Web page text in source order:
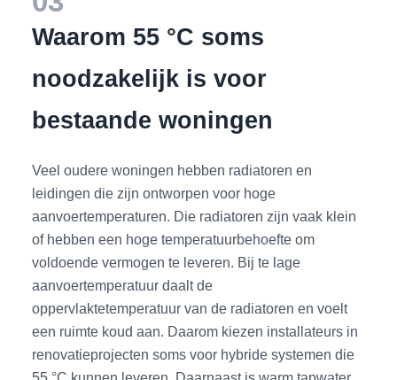
Waarom 55 °C soms
noodzakelijk is voor
bestaande woningen
Veel oudere woningen hebben radiatoren en
leidingen die zijn ontworpen voor hoge
aanvoertemperaturen. Die radiatoren zijn vaak klein
of hebben een hoge temperatuurbehoefte om
voldoende vermogen te leveren. Bij te lage
aanvoertemperatuur daalt de
oppervlaktetemperatuur van de radiatoren en voelt
een ruimte koud aan. Daarom kiezen installateurs in
renovatieprojecten soms voor hybride systemen die